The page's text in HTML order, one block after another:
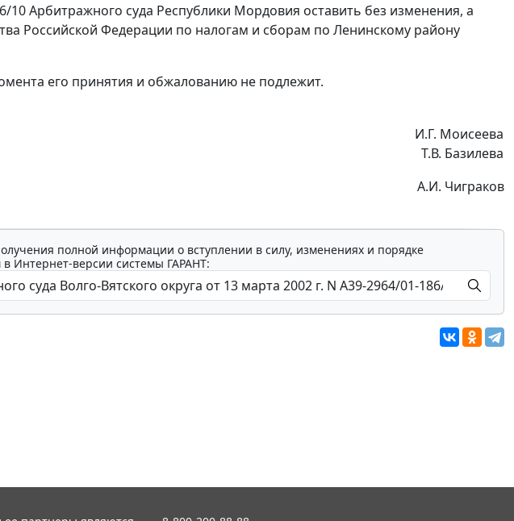
10 Арбитражного суда Республики Мордовия оставить без изменения, а
Российской Федерации по налогам и сборам по Ленинскому району
его принятия и обжалованию не подлежит.
И.Г. Моисеева
Т.В. Базилева
А.И. Чиграков
полной информации о вступлении в силу, изменениях и порядке
Интернет-версии системы ГАРАНТ: